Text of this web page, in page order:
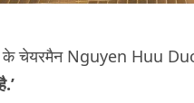
चेयरमैन Nguyen Huu